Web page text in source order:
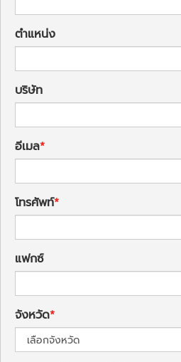
ตำแหน่ง
บริษัท
อีเมล
โทรศัพท์
แฟกซ์
จังหวัด